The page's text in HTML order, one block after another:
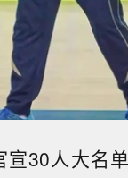
30人大名